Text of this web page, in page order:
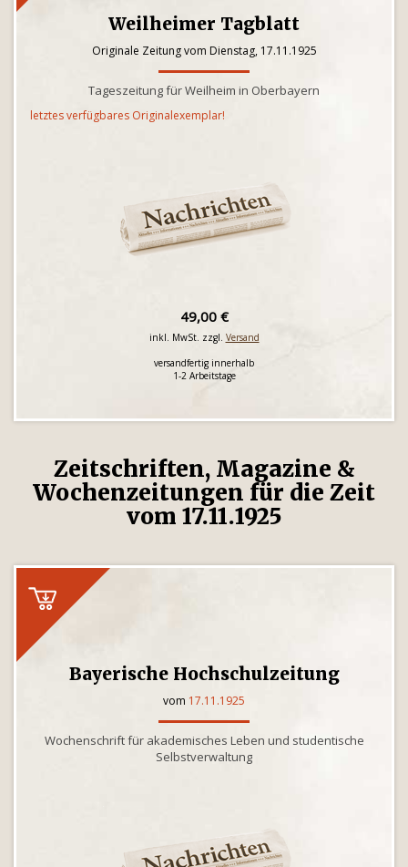
Weilheimer Tagblatt
Originale Zeitung vom Dienstag, 17.11.1925
Tageszeitung für Weilheim in Oberbayern
letztes verfügbares Originalexemplar!
49,00 €
inkl. MwSt. zzgl. Versand
versandfertig innerhalb
1-2 Arbeitstage
Zeitschriften, Magazine &
Wochenzeitungen für die Zeit
vom 17.11.1925
Bayerische Hochschulzeitung
vom 17.11.1925
Wochenschrift für akademisches Leben und studentische
Selbstverwaltung